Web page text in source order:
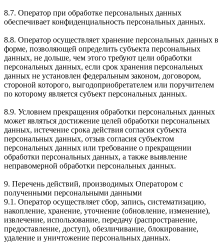
8.7. Оператор при обработке персональных данных
обеспечивает конфиденциальность персональных данных.
8.8. Оператор осуществляет хранение персональных данных в
форме, позволяющей определить субъекта персональных
данных, не дольше, чем этого требуют цели обработки
персональных данных, если срок хранения персональных
данных не установлен федеральным законом, договором,
стороной которого, выгодоприобретателем или поручителем
по которому является субъект персональных данных.
8.9. Условием прекращения обработки персональных данных
может являться достижение целей обработки персональных
данных, истечение срока действия согласия субъекта
персональных данных, отзыв согласия субъектом
персональных данных или требование о прекращении
обработки персональных данных, а также выявление
неправомерной обработки персональных данных.
9. Перечень действий, производимых Оператором с
полученными персональными данными
9.1. Оператор осуществляет сбор, запись, систематизацию,
накопление, хранение, уточнение (обновление, изменение),
извлечение, использование, передачу (распространение,
предоставление, доступ), обезличивание, блокирование,
удаление и уничтожение персональных данных.